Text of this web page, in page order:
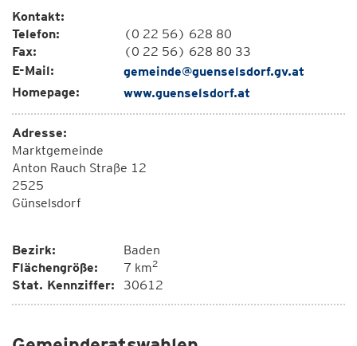
Kontakt:
Telefon:
(0 22 56) 628 80
Fax:
(0 22 56) 628 80 33
E-Mail:
gemeinde@guenselsdorf.gv.at
Homepage:
www.guenselsdorf.at
Adresse:
Marktgemeinde
Anton Rauch Straße 12
2525
Günselsdorf
Bezirk:
Baden
Flächengröße:
7 km2
Stat. Kennziffer: 30612